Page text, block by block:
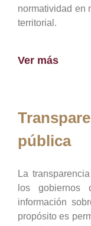
normatividad en
territorial.
Ver más
pública
La
los
información
propósito es